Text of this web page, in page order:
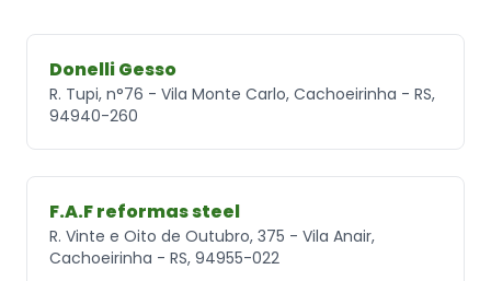
Donelli Gesso
R. Tupi, n°76 - Vila Monte Carlo, Cachoeirinha - RS,
94940-260
F.A.F reformas steel
R. Vinte e Oito de Outubro, 375 - Vila Anair,
Cachoeirinha - RS, 94955-022